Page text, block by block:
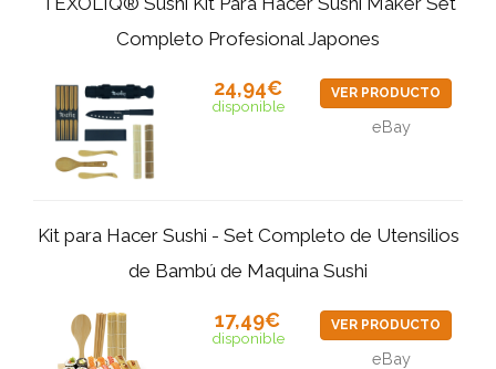
Completo Profesional Japones
24,94€
disponible
VER PRODUCTO
eBay
Kit para Hacer Sushi - Set Completo de Utensilios
de Bambú de Maquina Sushi
17,49€
disponible
VER PRODUCTO
eBay